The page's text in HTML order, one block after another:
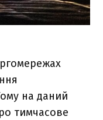
на даний
тимчасове